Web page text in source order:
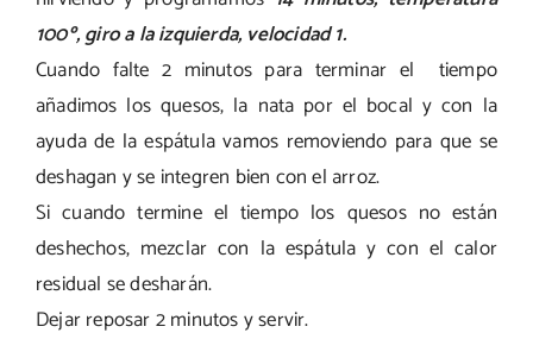
100º, giro a la izquierda, velocidad 1.
Cuando falte 2 minutos para terminar el tiempo
añadimos los quesos, la nata por el bocal y con la
ayuda de la espátula vamos removiendo para que se
deshagan y se integren bien con el arroz.
Si cuando termine el tiempo los quesos no están
deshechos, mezclar con la espátula y con el calor
residual se desharán.
Dejar reposar 2 minutos y servir.